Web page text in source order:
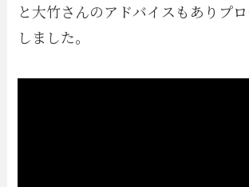
と大竹さんのアドバイスもありプ
しました。